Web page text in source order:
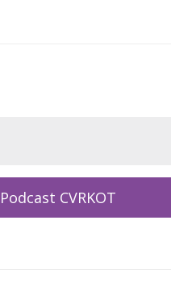
Podcast CVRKOT